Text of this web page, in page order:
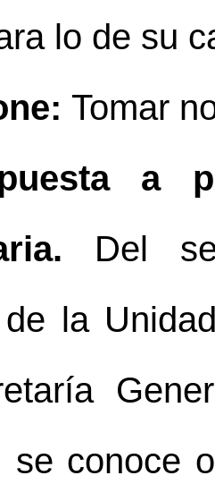
lo de su
Tomar
a
Del
la
se conoce